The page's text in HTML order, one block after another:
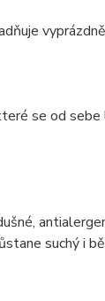
se od
suchý i